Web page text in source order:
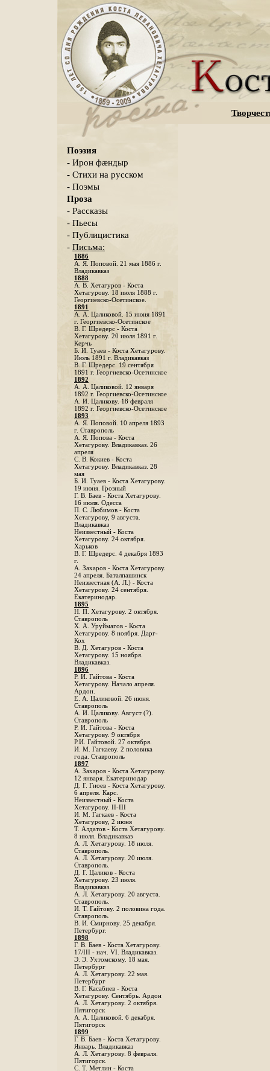
Поэзия
- Ирон фæндыр
- Стихи на русском
- Поэмы
Проза
- Рассказы
- Пьесы
- Публицистика
- Письма:
1886
А. Я. Поповой. 21 мая 1886 г.
Владикавказ
1888
A. В. Хетагуров - Коста
Хетагурову. 18 июля 1888 г.
Георгиевско-Осетинское.
1891
А. А. Цаликовой. 15 июня 1891
г. Георгиевско-Осетинское
B. Г. Шредерс - Коста
Хетагурову. 20 июля 1891 г.
Керчь
Б. И. Туаев - Коста Хетагурову.
Июль 1891 г. Владикавказ
В. Г. Шредерс. 19 сентября
1891 г. Георгиевско-Осетинское
1892
А. А. Цаликовой. 12 января
1892 г. Георгиевско-Осетинское
А. И. Цаликову. 18 февраля
1892 г. Георгиевско-Осетинское
1893
А. Я. Поповой. 10 апреля 1893
г. Ставрополь
A. Я. Попова - Коста
Хетагурову. Владикавказ. 26
апреля
С. В. Кокиев - Коста
Хетагурову. Владикавказ. 28
мая
Б. И. Туаев - Коста Хетагурову.
19 июня. Грозный
Г. В. Баев - Коста Хетагурову.
16 июля. Одесса
П. С. Любимов - Коста
Хетагурову, 9 августа.
Владикавказ
Неизвестный - Коста
Хетагурову. 24 октября.
Харьков
B. Г. Шредерс. 4 декабря 1893
г.
А. Захаров - Коста Хетагурову.
24 апреля. Баталпашинск
Неизвестная (А. Л.) - Коста
Хетагурову. 24 сентября.
Екатеринодар.
1895
Н. П. Хетагурову. 2 октября.
Ставрополь
X. А. Уруймагов - Коста
Хетагурову. 8 ноября. Дарг-
Кох
В. Д. Хетагуров - Коста
Хетагурову. 15 ноября.
Владикавказ.
1896
Р. И. Гайтова - Коста
Хетагурову. Начало апреля.
Ардон.
Е. А. Цаликовой. 26 июня.
Ставрополь
А. И. Цаликову. Август (?).
Ставрополь
Р. И. Гайтова - Коста
Хетагурову. 9 октября
Р.И. Гайтовой. 27 октября.
И. М. Гагкаеву. 2 половика
года. Ставрополь
1897
А. Захаров - Коста Хетагурову.
12 января. Екатеринодар
Д. Г. Гиоев - Коста Хетагурову.
6 апреля. Карс.
Неизвестный - Коста
Хетагурову. II-III
И. М. Гагкаев - Коста
Хетагурову, 2 июня
Т. Алдатов - Коста Хетагурову.
8 июля. Владикавказ
А. Л. Хетагурову. 18 июля.
Ставрополь.
А. Л. Хетагурову. 20 июля.
Ставрополь.
Д. Г. Цаликов - Коста
Хетагурову. 23 июля.
Владикавказ.
А. Л. Хетагурову. 20 августа.
Ставрополь.
И. Т. Гайтову. 2 половина года.
Ставрополь.
В. И. Смирнову. 25 декабря.
Петербург.
1898
Г. В. Баев - Коста Хетагурову.
17/III - нач. VI. Владикавказ.
Э. Э. Ухтомскому. 18 мая.
Петербург
A. Л. Хетагурову. 22 мая.
Петербург
B. Г. Касабиев - Коста
Хетагурову. Сентябрь. Ардон
А. Л. Хетагурову. 2 октября.
Пятигорск
А. А. Цаликовой. 6 декабря.
Пятигорск
1899
Г. В. Баев - Коста Хетагурову.
Январь. Владикавказ
А. Л. Хетагурову. 8 февраля.
Пятигорск.
С. Т. Метлин - Коста